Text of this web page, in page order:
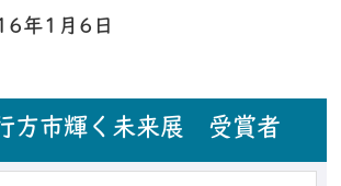
年1月6日
方市輝く未来展 受賞者